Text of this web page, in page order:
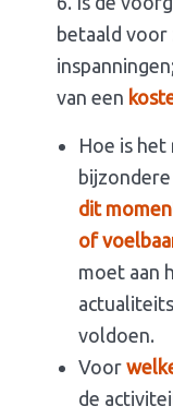
betaald voor
van een
Hoe is het
dit
of
moet aan
voldoen.
Voor
de